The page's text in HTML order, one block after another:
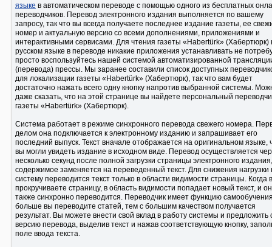
языке в автоматическом переводе с помощью одного из бесплатных
переводчиков. Перевод электронного издания выполняется по вашему
запросу, так что вы всегда получаете последнее издание газеты, ее
номер и актуальную версию со всеми дополнениями, приложениями и
интерактивными сервисами. Для чтения газеты «Habertürk» (Хабертюрк)
русском языке в переводе никакие приложения устанавливать не
просто воспользуйтесь нашей системой автоматизированной
(перевода) прессы. Мы заранее составили список доступных
для локализации газеты «Habertürk» (Хабертюрк), так что вам будет
достаточно нажать всего одну кнопку напротив выбранной системы.
даже сказать, что на этой странице вы найдете персональный
газеты «Habertürk» (Хабертюрк).
Система работает в режиме синхронного перевода свежего номера. Первым
делом она подключается к электронному изданию и запрашивает его
последний выпуск. Текст вначале отображается на оригинальном языке,
вы могли увидеть издание в исходном виде. Перевод осуществляется
несколько секунд после полной загрузки страницы электронного
содержимое заменяется на переведенный текст. Для снижения нагрузки
систему переводится текст только в области видимости страницы. Когда
прокручиваете страницу, в область видимости попадает новый текст, и он
также синхронно переводится. Переводчик имеет функцию
больше вы переводите статей, тем с большим качеством получается
результат. Вы можете внести свой вклад в работу системы и предложить
версию перевода, выделив текст и нажав соответствующую кнопку,
поле ввода текста.